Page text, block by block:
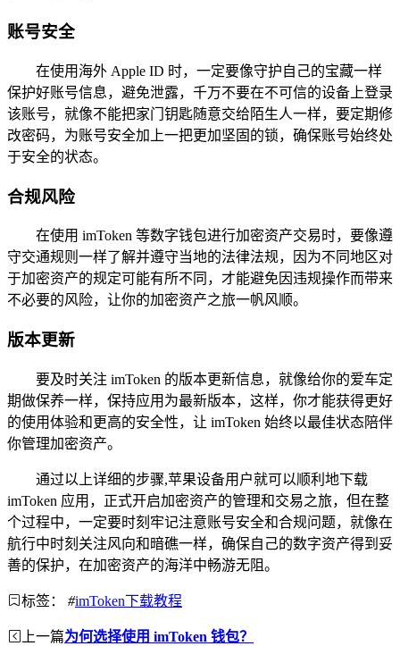
账号安全
在使用海外 Apple ID 时，一定要像守护自己的宝藏一样
保护好账号信息，避免泄露，千万不要在不可信的设备上登录
该账号，就像不能把家门钥匙随意交给陌生人一样，要定期修
改密码，为账号安全加上一把更加坚固的锁，确保账号始终处
于安全的状态。
合规风险
在使用 imToken 等数字钱包进行加密资产交易时，要像遵
守交通规则一样了解并遵守当地的法律法规，因为不同地区对
于加密资产的规定可能有所不同，才能避免因违规操作而带来
不必要的风险，让你的加密资产之旅一帆风顺。
版本更新
要及时关注 imToken 的版本更新信息，就像给你的爱车定
期做保养一样，保持应用为最新版本，这样，你才能获得更好
的使用体验和更高的安全性，让 imToken 始终以最佳状态陪伴
你管理加密资产。
通过以上详细的步骤,苹果设备用户就可以顺利地下载
imToken 应用，正式开启加密资产的管理和交易之旅，但在整
个过程中，一定要时刻牢记注意账号安全和合规问题，就像在
航行中时刻关注风向和暗礁一样，确保自己的数字资产得到妥
善的保护，在加密资产的海洋中畅游无阻。
标签： #imToken下载教程
上一篇为何选择使用 imToken 钱包？